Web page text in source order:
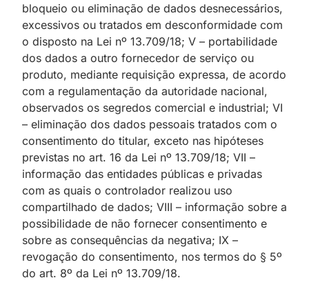
bloqueio ou eliminação de dados desnecessários,
excessivos ou tratados em desconformidade com
o disposto na Lei nº 13.709/18; V – portabilidade
dos dados a outro fornecedor de serviço ou
produto, mediante requisição expressa, de acordo
com a regulamentação da autoridade nacional,
observados os segredos comercial e industrial; VI
– eliminação dos dados pessoais tratados com o
consentimento do titular, exceto nas hipóteses
previstas no art. 16 da Lei nº 13.709/18; VII –
informação das entidades públicas e privadas
com as quais o controlador realizou uso
compartilhado de dados; VIII – informação sobre a
possibilidade de não fornecer consentimento e
sobre as consequências da negativa; IX –
revogação do consentimento, nos termos do § 5º
do art. 8º da Lei nº 13.709/18.